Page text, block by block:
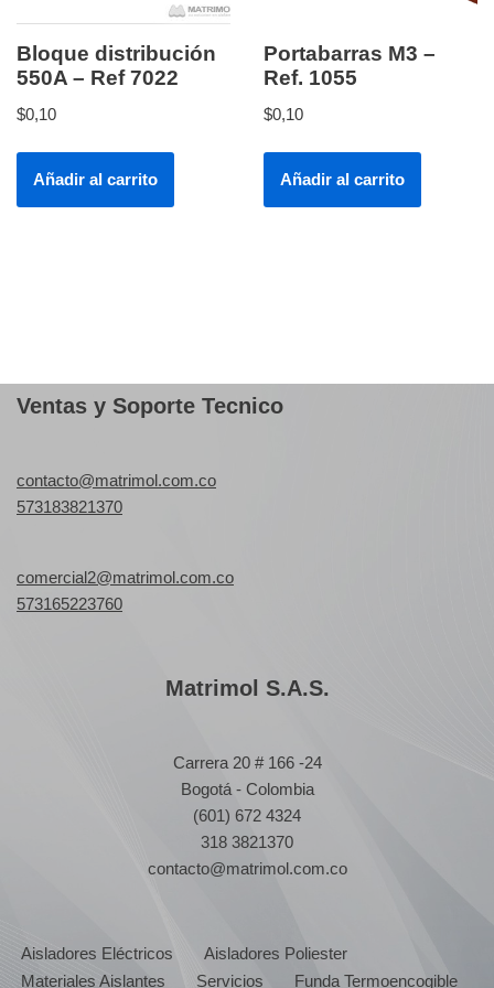
Bloque distribución
550A – Ref 7022
$0,10
Añadir al carrito
Portabarras M3 –
Ref. 1055
$0,10
Añadir al carrito
Ventas y Soporte Tecnico
contacto@matrimol.com.co
573183821370
comercial2@matrimol.com.co
573165223760
Matrimol S.A.S.
Carrera 20 # 166 -24
Bogotá - Colombia
(601) 672 4324
318 3821370
contacto@matrimol.com.co
Aisladores Eléctricos
Aisladores Poliester
Materiales Aislantes
Servicios Funda Termoencogible